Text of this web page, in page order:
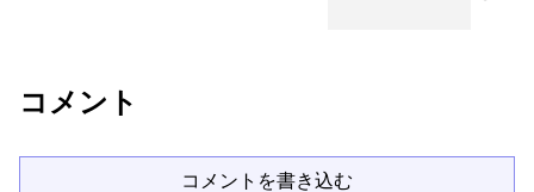
コメント
コメントを書き込む